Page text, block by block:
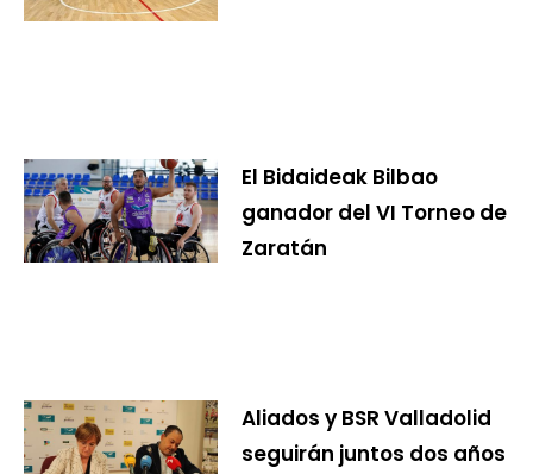
El Bidaideak Bilbao
ganador del VI Torneo de
Zaratán
Aliados y BSR Valladolid
seguirán juntos dos años